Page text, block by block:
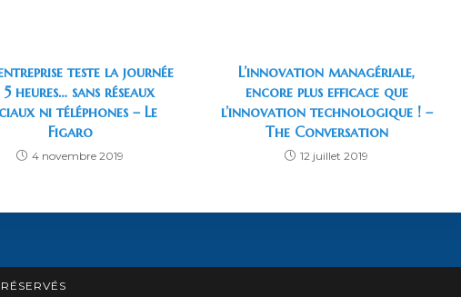
teste la journée
5 heures… sans réseaux
ni téléphones – Le
Figaro
4 novembre 2019
L’innovation managériale,
encore plus efficace que
l’innovation technologique ! –
The Conversation
12 juillet 2019